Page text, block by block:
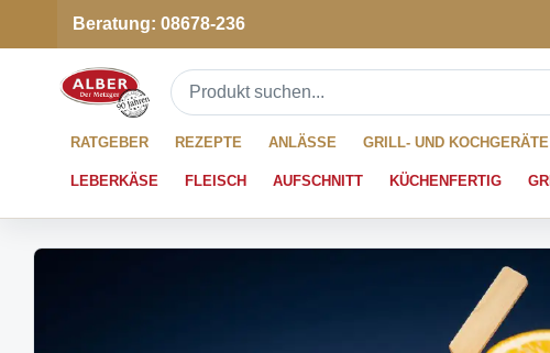
Beratung: 08678-236
RATGEBER REZEPTE ANLÄSSE GRILL- UND KOCHGERÄTE
LEBERKÄSE FLEISCH AUFSCHNITT KÜCHENFERTIG